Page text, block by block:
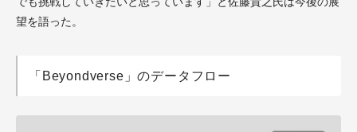
望を語った。
「Beyondverse」のデータフロー